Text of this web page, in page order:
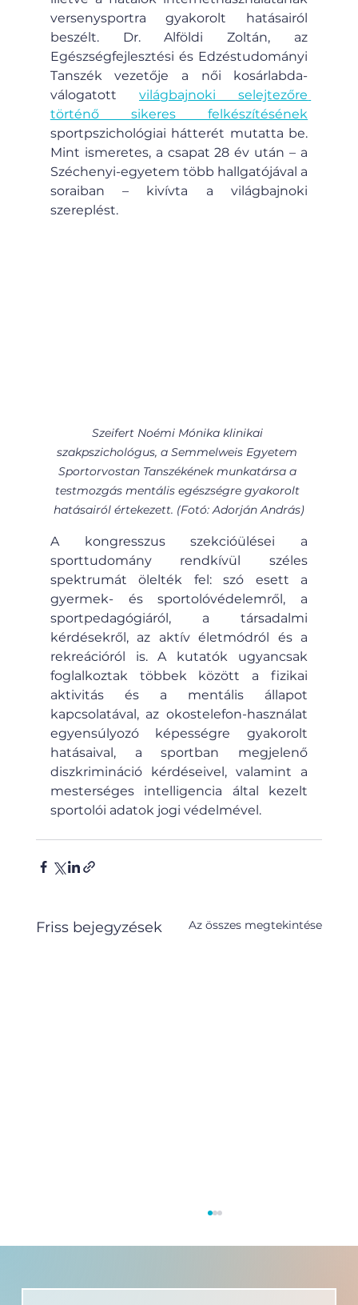
versenysportra gyakorolt hatásairól
beszélt. Dr. Alföldi Zoltán, az
Egészségfejlesztési és Edzéstudományi
Tanszék vezetője a női kosárlabda-
válogatott világbajnoki selejtezőre
történő sikeres felkészítésének
sportpszichológiai hátterét mutatta be.
Mint ismeretes, a csapat 28 év után – a
Széchenyi-egyetem több hallgatójával a
soraiban – kivívta a világbajnoki
szereplést.
Szeifert Noémi Mónika klinikai
szakpszichológus, a Semmelweis Egyetem
Sportorvostan Tanszékének munkatársa a
testmozgás mentális egészségre gyakorolt
hatásairól értekezett. (Fotó: Adorján András)
A kongresszus szekcióülései a
sporttudomány rendkívül széles
spektrumát ölelték fel: szó esett a
gyermek- és sportolóvédelemről, a
sportpedagógiáról, a társadalmi
kérdésekről, az aktív életmódról és a
rekreációról is. A kutatók ugyancsak
foglalkoztak többek között a fizikai
aktivitás és a mentális állapot
kapcsolatával, az okostelefon-használat
egyensúlyozó képességre gyakorolt
hatásaival, a sportban megjelenő
diszkrimináció kérdéseivel, valamint a
mesterséges intelligencia által kezelt
sportolói adatok jogi védelmével.
Friss bejegyzések Az összes megtekintése